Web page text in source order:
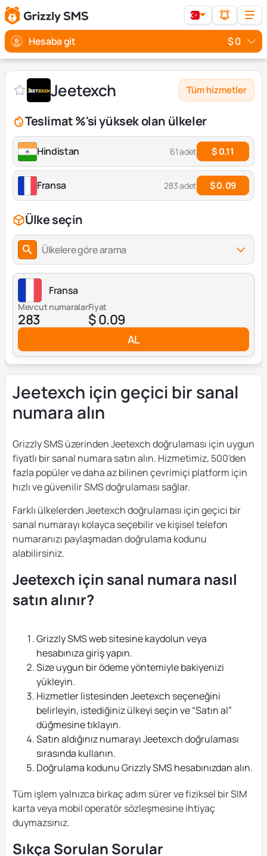
Hesaba git $ 0
Jeetexch Tüm hizmetler
Teslimat %'si yüksek olan ülkeler
Hindistan 61 adet $ 0.11
Fransa 283 adet $ 0.09
Ülke seçin
Ülkelere göre arama
Fransa
Mevcut numaralar
283
Fiyat
$ 0.09
AL
Jeetexch için geçici bir sanal
numara alın
Grizzly SMS üzerinden Jeetexch doğrulaması için uygun
fiyatlı bir sanal numara satın alın. Hizmetimiz, 500'den
fazla popüler ve daha az bilinen çevrimiçi platform için
hızlı ve güvenilir SMS doğrulaması sağlar.
Farklı ülkelerden Jeetexch doğrulaması için geçici bir
sanal numarayı kolayca seçebilir ve kişisel telefon
numaranızı paylaşmadan doğrulama kodunu
alabilirsiniz.
Jeetexch için sanal numara nasıl
satın alınır?
Grizzly SMS web sitesine kaydolun veya
hesabınıza giriş yapın.
Size uygun bir ödeme yöntemiyle bakiyenizi
yükleyin.
Hizmetler listesinden Jeetexch seçeneğini
belirleyin, istediğiniz ülkeyi seçin ve “Satın al”
düğmesine tıklayın.
Satın aldığınız numarayı Jeetexch doğrulaması
sırasında kullanın.
Doğrulama kodunu Grizzly SMS hesabınızdan alın.
Tüm işlem yalnızca birkaç adım sürer ve fiziksel bir SIM
karta veya mobil operatör sözleşmesine ihtiyaç
duymazsınız.
Sıkça Sorulan Sorular